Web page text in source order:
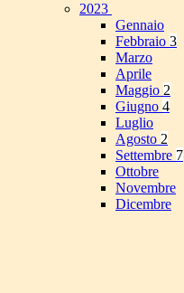
2023
Gennaio
Febbraio 3
Marzo
Aprile
Maggio 2
Giugno 4
Luglio
Agosto 2
Settembre 7
Ottobre
Novembre
Dicembre